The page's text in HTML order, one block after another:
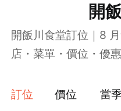
開
開飯川食堂訂位｜8
店・菜單・價位・優
訂位 價位 當